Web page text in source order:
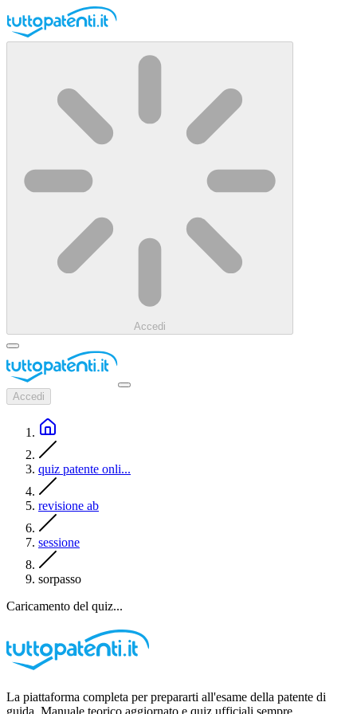
Accedi
Accedi
quiz patente onli...
revisione ab
sessione
sorpasso
Caricamento del quiz...
La piattaforma completa per prepararti all'esame della patente di
guida. Manuale teorico aggiornato e quiz ufficiali sempre